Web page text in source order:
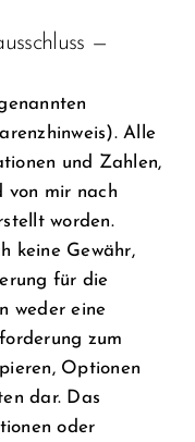
—
Alle
und Zahlen,
von mir nach
worden.
keine Gewähr,
für die
weder eine
zum
Optionen
dar. Das
oder